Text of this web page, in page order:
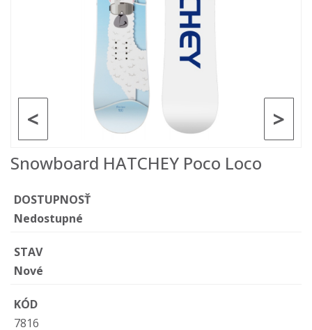
>
<
Snowboard HATCHEY Poco Loco
DOSTUPNOSŤ
Nedostupné
STAV
Nové
KÓD
7816